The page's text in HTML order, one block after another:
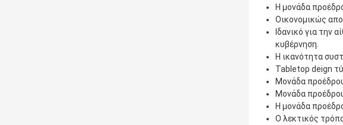
Η μονάδα
Οικονομικώς
Ιδανικό για την
κυβέρνηση.
Η ικανότητα
Tabletop deign
Μονάδα
Μονάδα
Η μονάδα
Ο λεκτικός